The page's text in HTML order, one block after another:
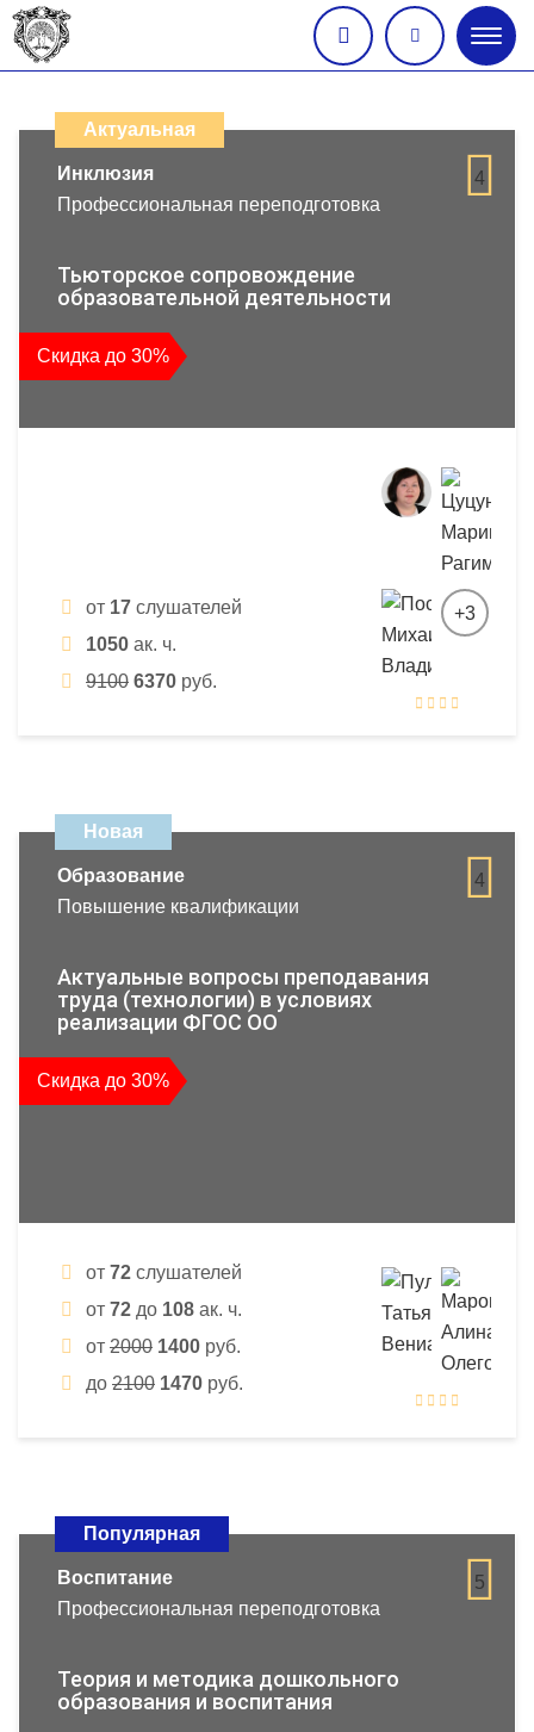
меню
дистанционных
образовательных
повышения
квалификации
и
профессиональной
Актуальная
4
Инклюзия
Профессиональная переподготовка
Тьюторское сопровождение
образовательной деятельности
Скидка до 30%
от 17 слушателей
1050 ак. ч.
9100 6370 руб.
+3
Новая
4
Образование
Повышение квалификации
Актуальные вопросы преподавания
труда (технологии) в условиях
реализации ФГОС ОО
Скидка до 30%
от 72 слушателей
от 72 до 108 ак. ч.
от 2000 1400 руб.
до 2100 1470 руб.
Популярная
5
Воспитание
Профессиональная переподготовка
Теория и методика дошкольного
образования и воспитания